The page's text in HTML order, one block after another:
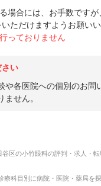
場合には、お手数ですが
ただけますようお願いい
っておりません
さい
や各医院への個別のお問
ません。
谷区の小竹眼科の評判・求人・転
療科目別に病院・医院・薬局を